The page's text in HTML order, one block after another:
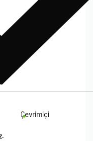
İletişim Açık Rıza Metni
Çevrimiçi